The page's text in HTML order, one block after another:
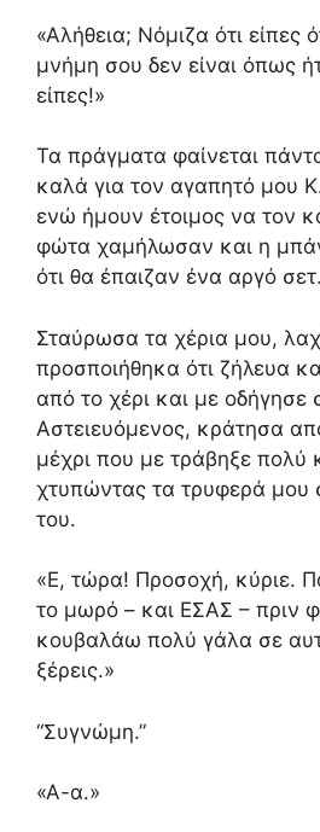
«Αλήθεια; Νόμιζα ότι είπες
μνήμη σου δεν είναι όπως
είπες!»
Τα πράγματα φαίνεται
καλά για τον αγαπητό μου
ενώ ήμουν έτοιμος να τον
φώτα χαμήλωσαν και η
ότι θα έπαιζαν ένα αργό σετ.
Σταύρωσα τα χέρια μου,
προσποιήθηκα ότι ζήλευα
από το χέρι και με οδήγησε
Αστειευόμενος, κράτησα
μέχρι που με τράβηξε πολύ
χτυπώντας τα τρυφερά μου
του.
«Ε, τώρα! Προσοχή, κύριε.
το μωρό – και ΕΣΑΣ – πριν
κουβαλάω πολύ γάλα σε
ξέρεις.»
“Συγνώμη.”
«Α-α.»